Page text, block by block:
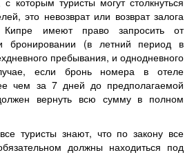
это невозврат или возврат залога
имеют право запросить от
бронировании (в летний период в
пребывания, и однодневного
если бронь номера в отеле
чем за 7 дней до предполагаемой
вернуть всю сумму в полном
туристы знают, что по закону все
должны находиться под